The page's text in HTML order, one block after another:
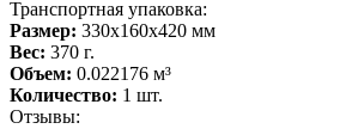
Транспортная упаковка:
Размер: 330x160x420 мм
Вес: 370 г.
Объем: 0.022176 м³
Количество: 1 шт.
Отзывы: